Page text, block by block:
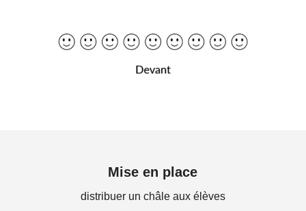
Mise en place
distribuer un châle aux élèves